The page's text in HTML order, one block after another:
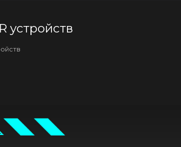
устройств